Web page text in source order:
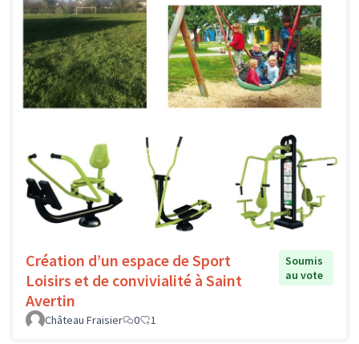
Création d’un espace de Sport
Loisirs et de convivialité à Saint
Avertin
Soumis
au vote
Château Fraisier 0 1